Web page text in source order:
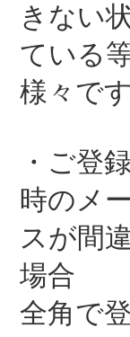
きない
ている
様々で
・ご登
時のメ
スが間
場合
全角で